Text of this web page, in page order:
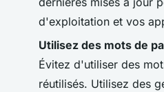
d'exploitation et vos
Utilisez des mots de
Évitez d'utiliser des
réutilisés. Utilisez des